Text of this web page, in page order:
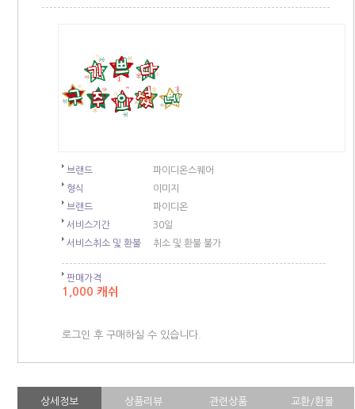
브랜드
파이디온스퀘어
형식
이미지
브랜드
파이디온
서비스기간
30일
서비스취소 및 환불
취소 및 환불 불가
판매가격
1,000 캐쉬
로그인 후 구매하실 수 있습니다.
상세정보 상품리뷰 관련상품 교환/환불